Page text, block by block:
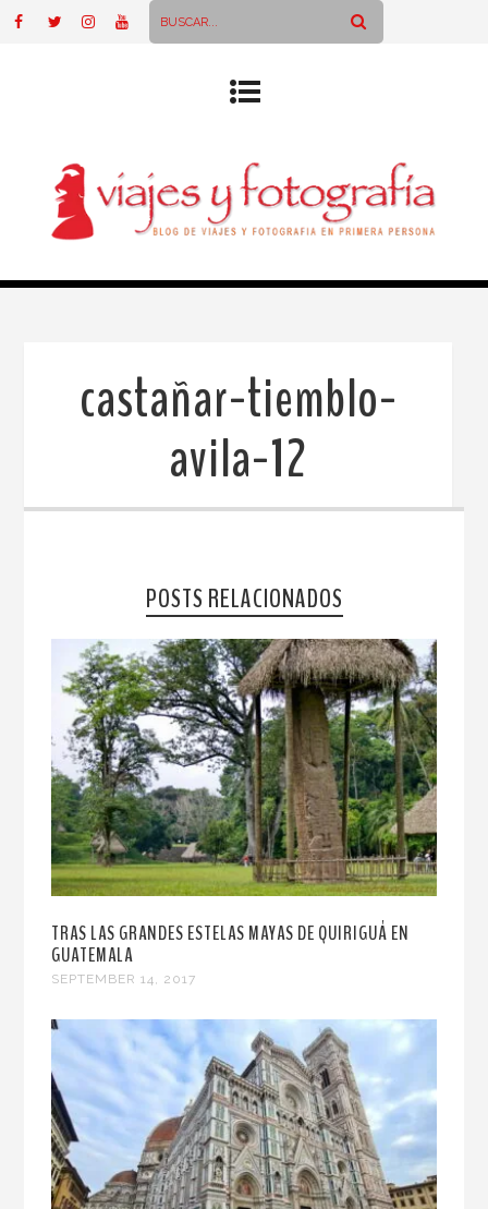
castañar-tiemblo-
avila-12
POSTS RELACIONADOS
TRAS LAS GRANDES ESTELAS MAYAS DE QUIRIGUÁ EN
GUATEMALA
SEPTEMBER 14, 2017